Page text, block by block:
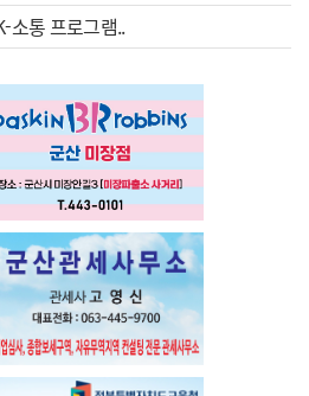
소통 프로그램..